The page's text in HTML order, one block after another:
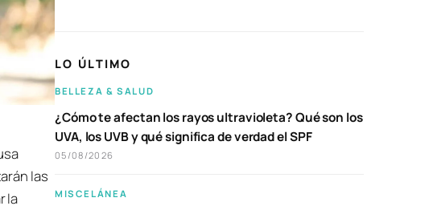
las
la
LO ÚLTIMO
BELLEZA & SALUD
¿Cómo te afectan los rayos ultravioleta? Qué son los
UVA, los UVB y qué significa de verdad el SPF
05/08/2026
MISCELÁNEA